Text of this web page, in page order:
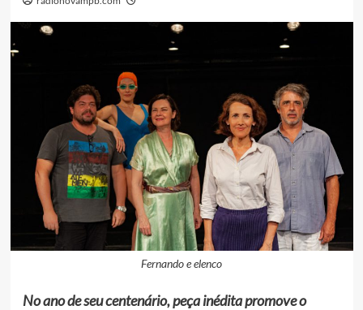
Fernando e elenco
No ano de seu centenário, peça inédita promove o